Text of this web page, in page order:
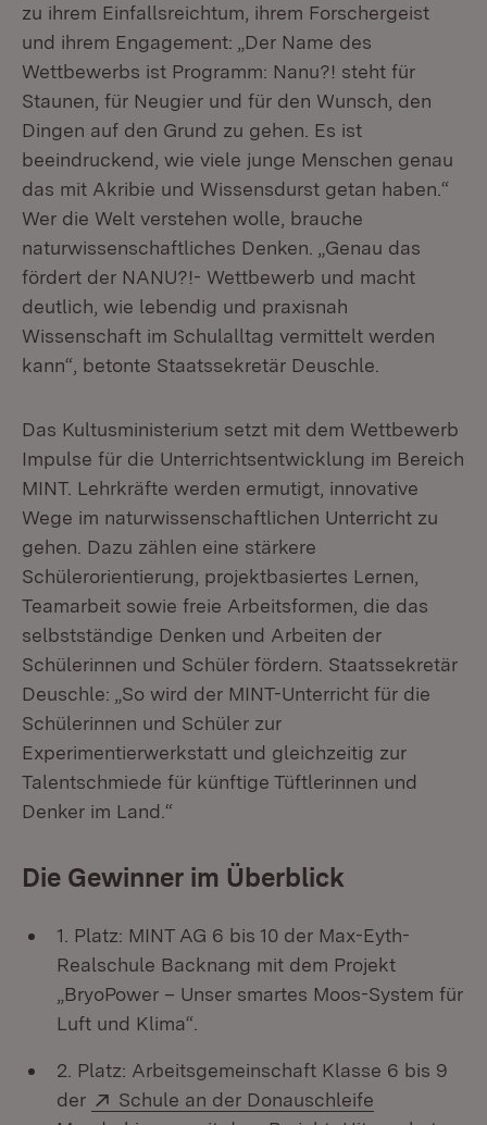
zu ihrem Einfallsreichtum, ihrem Forschergeist
und ihrem Engagement: „Der Name des
Wettbewerbs ist Programm: Nanu?! steht für
Staunen, für Neugier und für den Wunsch, den
Dingen auf den Grund zu gehen. Es ist
beeindruckend, wie viele junge Menschen genau
das mit Akribie und Wissensdurst getan haben.“
Wer die Welt verstehen wolle, brauche
naturwissenschaftliches Denken. „Genau das
fördert der NANU?!- Wettbewerb und macht
deutlich, wie lebendig und praxisnah
Wissenschaft im Schulalltag vermittelt werden
kann“, betonte Staatssekretär Deuschle.
Das Kultusministerium setzt mit dem Wettbewerb
Impulse für die Unterrichtsentwicklung im Bereich
MINT. Lehrkräfte werden ermutigt, innovative
Wege im naturwissenschaftlichen Unterricht zu
gehen. Dazu zählen eine stärkere
Schülerorientierung, projektbasiertes Lernen,
Teamarbeit sowie freie Arbeitsformen, die das
selbstständige Denken und Arbeiten der
Schülerinnen und Schüler fördern. Staatssekretär
Deuschle: „So wird der MINT-Unterricht für die
Schülerinnen und Schüler zur
Experimentierwerkstatt und gleichzeitig zur
Talentschmiede für künftige Tüftlerinnen und
Denker im Land.“
Die Gewinner im Überblick
1. Platz: MINT AG 6 bis 10 der Max-Eyth-
Realschule Backnang mit dem Projekt
„BryoPower – Unser smartes Moos-System für
Luft und Klima“.
2. Platz: Arbeitsgemeinschaft Klasse 6 bis 9
der
Extern:
Schule an der Donauschleife